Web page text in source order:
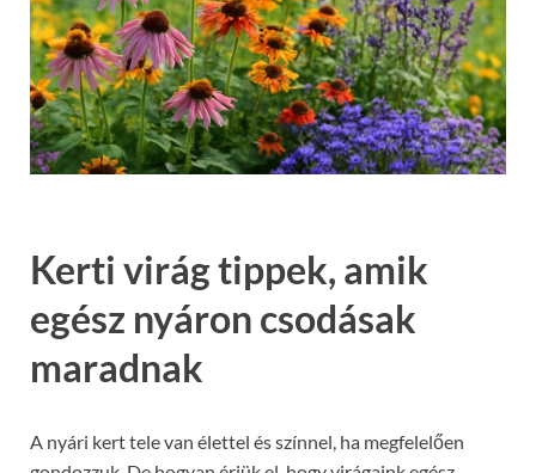
Kerti virág tippek, amik
egész nyáron csodásak
maradnak
A nyári kert tele van élettel és színnel, ha megfelelően